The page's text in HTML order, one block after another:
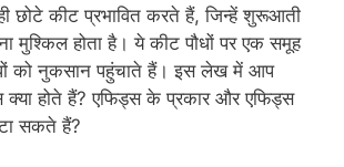
छोटे कीट प्रभावित करते हैं, जिन्हें शुरूआती
मुश्किल होता है। ये कीट पौधों पर एक समूह
को नुकसान पहुंचाते हैं। इस लेख में आप
क्या होते हैं? एफिड्स के प्रकार और एफिड्स
सकते हैं?